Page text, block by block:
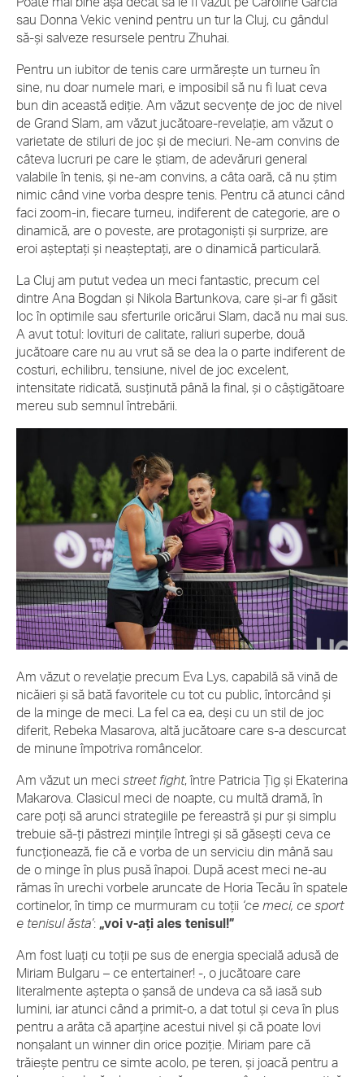
sau Donna Vekic venind pentru un tur la Cluj, cu gândul
să-și salveze resursele pentru Zhuhai.
Pentru un iubitor de tenis care urmărește un turneu în
sine, nu doar numele mari, e imposibil să nu fi luat ceva
bun din această ediție. Am văzut secvențe de joc de nivel
de Grand Slam, am văzut jucătoare-revelație, am văzut o
varietate de stiluri de joc și de meciuri. Ne-am convins de
câteva lucruri pe care le știam, de adevăruri general
valabile în tenis, și ne-am convins, a câta oară, că nu știm
nimic când vine vorba despre tenis. Pentru că atunci când
faci zoom-in, fiecare turneu, indiferent de categorie, are o
dinamică, are o poveste, are protagoniști și surprize, are
eroi așteptați și neașteptați, are o dinamică particulară.
La Cluj am putut vedea un meci fantastic, precum cel
dintre Ana Bogdan și Nikola Bartunkova, care și-ar fi găsit
loc în optimile sau sferturile oricărui Slam, dacă nu mai sus.
A avut totul: lovituri de calitate, raliuri superbe, două
jucătoare care nu au vrut să se dea la o parte indiferent de
costuri, echilibru, tensiune, nivel de joc excelent,
intensitate ridicată, susținută până la final, și o câștigătoare
mereu sub semnul întrebării.
Am văzut o revelație precum Eva Lys, capabilă să vină de
nicăieri și să bată favoritele cu tot cu public, întorcând și
de la minge de meci. La fel ca ea, deși cu un stil de joc
diferit, Rebeka Masarova, altă jucătoare care s-a descurcat
de minune împotriva româncelor.
Am văzut un meci street fight, între Patricia Țig și Ekaterina
Makarova. Clasicul meci de noapte, cu multă dramă, în
care poți să arunci strategiile pe fereastră și pur și simplu
trebuie să-ți păstrezi mințile întregi și să găsești ceva ce
funcționează, fie că e vorba de un serviciu din mână sau
de o minge în plus pusă înapoi. După acest meci ne-au
rămas în urechi vorbele aruncate de Horia Tecău în spatele
cortinelor, în timp ce murmuram cu toții ‘ce meci, ce sport
e tenisul ăsta’: „voi v-ați ales tenisul!”
Am fost luați cu toții pe sus de energia specială adusă de
Miriam Bulgaru – ce entertainer! -, o jucătoare care
literalmente aștepta o șansă de undeva ca să iasă sub
lumini, iar atunci când a primit-o, a dat totul și ceva în plus
pentru a arăta că aparține acestui nivel și că poate lovi
nonșalant un winner din orice poziție. Miriam pare că
trăiește pentru ce simte acolo, pe teren, și joacă pentru a